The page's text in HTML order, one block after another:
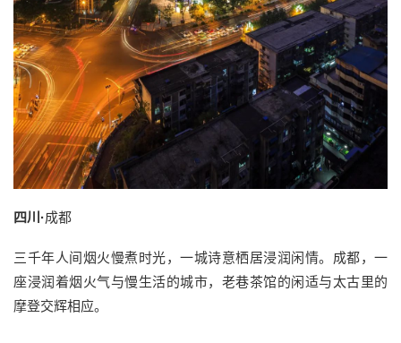
四川·成都
三千年人间烟火慢煮时光，一城诗意栖居浸润闲情。成都，一
座浸润着烟火气与慢生活的城市，老巷茶馆的闲适与太古里的
摩登交辉相应。